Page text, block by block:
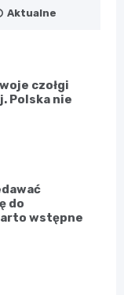
Aktualne
czołgi
Polska nie
do
wstępne